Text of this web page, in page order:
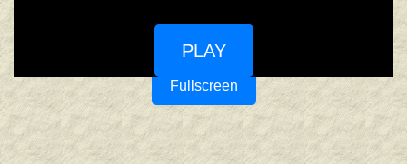
PLAY
Fullscreen